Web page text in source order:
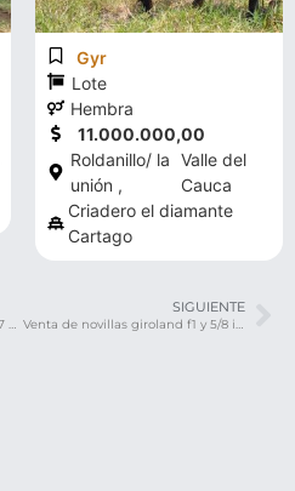
Gyr
Lote
Hembra
11.000.000,00
Roldanillo/ la
unión ,
Valle del
Cauca
Criadero el diamante
Cartago
SIGUIENTE